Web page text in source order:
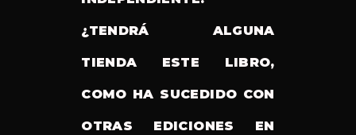
¿TENDRÁ ALGUNA
TIENDA ESTE LIBRO,
COMO HA SUCEDIDO CON
OTRAS EDICIONES EN